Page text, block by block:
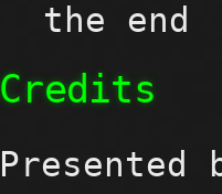
the end
Credits